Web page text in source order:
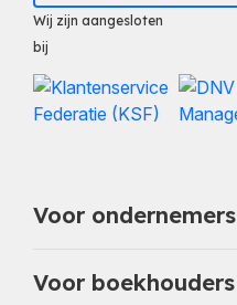
Wij zijn aangesloten
bij
Voor ondernemers
Voor boekhouders